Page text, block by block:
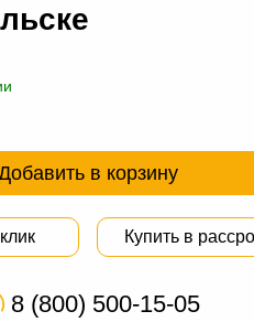
в корзину
Купить в
8 (800) 500-15-05